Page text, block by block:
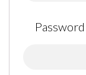
Password